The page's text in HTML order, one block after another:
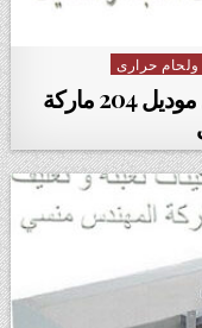
حرارى
ماكينات لحام طبات اندكشن سيل موديل 204 ماركة